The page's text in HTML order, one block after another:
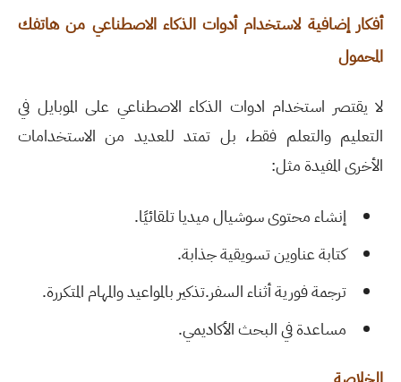
أفكار إضافية لاستخدام أدوات الذكاء الاصطناعي من هاتفك
المحمول
لا يقتصر استخدام ادوات الذكاء الاصطناعي على الموبايل في
التعليم والتعلم فقط، بل تمتد للعديد من الاستخدامات
الأخرى المفيدة مثل:
إنشاء محتوى سوشيال ميديا تلقائيًا.
كتابة عناوين تسويقية جذابة.
ترجمة فورية أثناء السفر.تذكير بالمواعيد والمهام المتكررة.
مساعدة في البحث الأكاديمي.